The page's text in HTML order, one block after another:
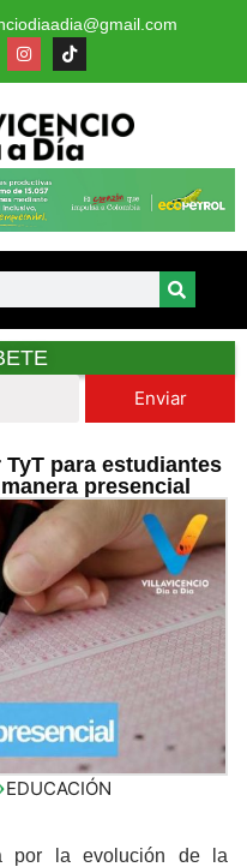
Enviar
TyT para estudiantes
presencial
EDUCACIÓN
por la evolución de la